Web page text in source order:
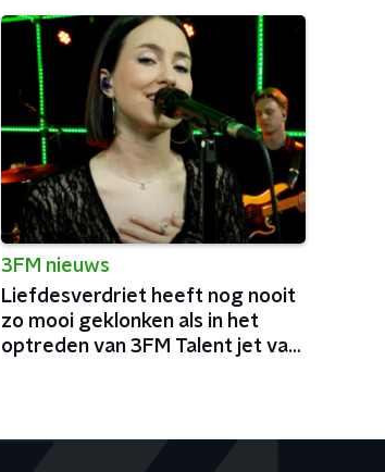
3FM nieuws
Liefdesverdriet heeft nog nooit
zo mooi geklonken als in het
optreden van 3FM Talent jet van